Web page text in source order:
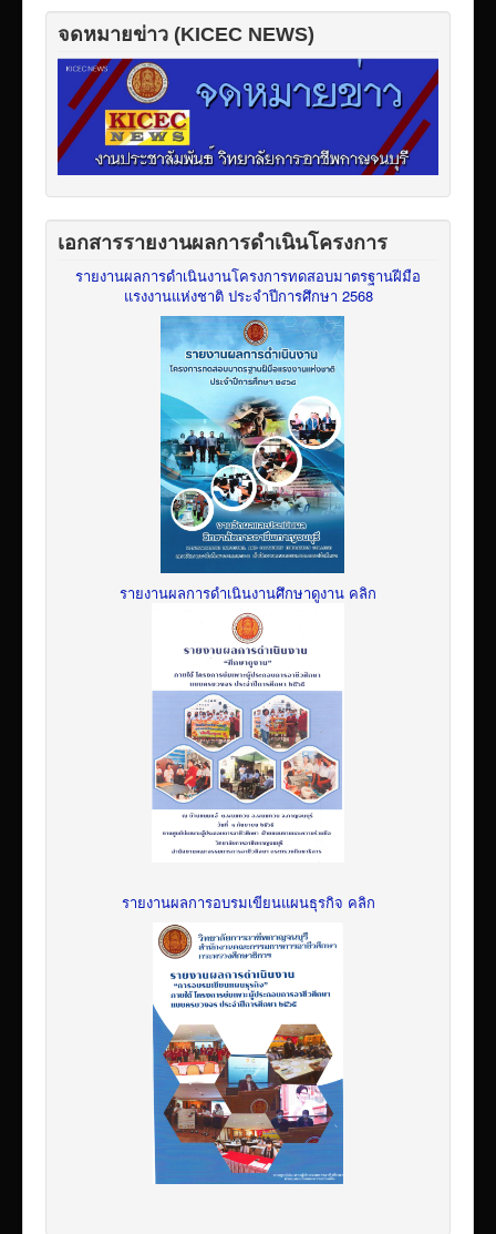
จดหมายข่าว (KICEC NEWS)
เอกสารรายงานผลการดำเนินโครงการ
รายงานผลการดำเนินงานโครงการทดสอบมาตรฐานฝีมือ
แรงงานแห่งชาติ ประจำปีการศึกษา 2568
รายงานผลการดำเนินงานศึกษาดูงาน คลิก
รายงานผลการอบรมเขียนแผนธุรกิจ คลิก